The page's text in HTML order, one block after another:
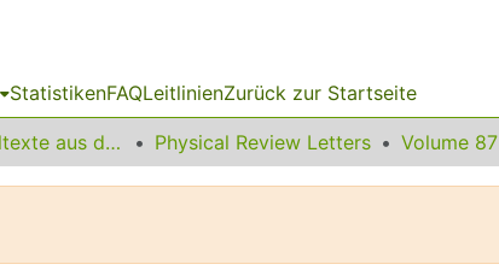
StatistikenFAQLeitlinienZurück zur Startseite
Sonstige Volltexte aus dem Bibliotheksangebot Physical Review Letters Volume 87